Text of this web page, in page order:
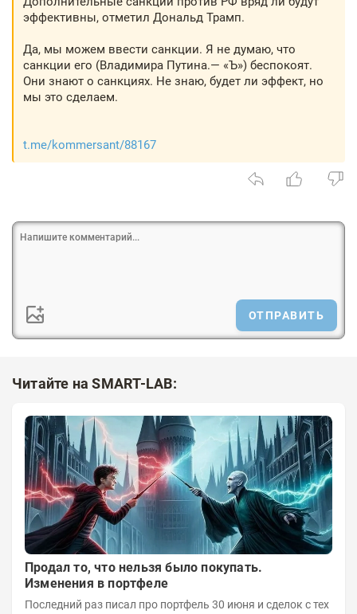
эффективны, отметил Дональд Трамп.
Да, мы можем ввести санкции. Я не думаю, что
санкции его (Владимира Путина.— «Ъ») беспокоят.
Они знают о санкциях. Не знаю, будет ли эффект, но
мы это сделаем.
t.me/kommersant/88167
ОТПРАВИТЬ
Читайте на SMART-LAB:
Продал то, что нельзя было покупать.
Изменения в портфеле
Последний раз писал про портфель 30 июня и сделок с тех